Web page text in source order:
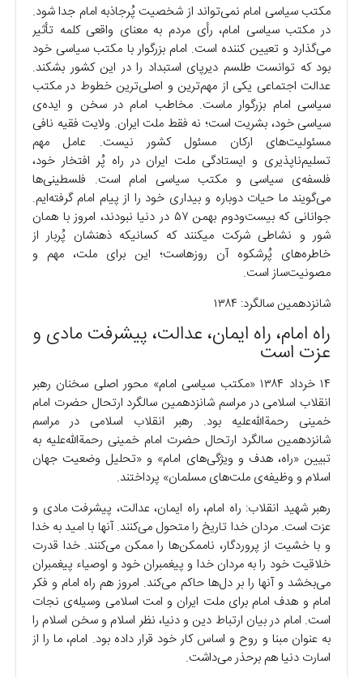
مکتب سیاسی امام نمی‌تواند از شخصیت پُرجاذبه امام جدا شود.
در مکتب سیاسی امام، رأی مردم به معنای واقعی کلمه تأثیر
می‌گذارد و تعیین کننده است. امام بزرگوار با مکتب سیاسی خود
بود که توانست طلسم دیرپای استبداد را در این کشور بشکند.
عدالت اجتماعی یکی از مهم‌ترین و اصلی‌ترین خطوط در مکتب
سیاسی امام بزرگوار ماست. مخاطب امام در سخن و ایده‌ی
سیاسی خود، بشریت است؛ نه فقط ملت ایران. ولایت فقیه نافی
مسئولیت‌های ارکان مسئول کشور نیست. عامل مهم
تسلیم‌ناپذیری و ایستادگی ملت ایران در راه پُر افتخار خود،
فلسفه‌ی سیاسی و مکتب سیاسی امام است. فلسطینی‌ها
می‌گویند ما حیات دوباره و بیداری خود را از پیام امام گرفته‌ایم.
جوانانی که بیست‌ودوم بهمن ۵۷ در دنیا نبودند، امروز با همان
شور و نشاطی شرکت میکنند که کسانیکه ذهنشان پُربار از
خاطره‌های پُرشکوه آن روزهاست؛ این برای ملت، مهم و
مصونیت‌ساز است.
شانزدهمین سالگرد: ۱۳۸۴
راه امام، راه ایمان، عدالت، پیشرفت مادی و
عزت است
۱۴ خرداد ۱۳۸۴ «مکتب سیاسی امام» محور اصلی سخنان رهبر
انقلاب اسلامی در مراسم شانزدهمین سالگرد ارتحال حضرت امام
خمینی رحمةالله‌علیه بود. رهبر انقلاب اسلامی در مراسم
شانزدهمین سالگرد ارتحال حضرت امام خمینی رحمةالله‌علیه به
تبیین «راه، هدف و ویژگی‌های امام» و «تحلیل وضعیت جهان
اسلام و وظیفه‌ی ملت‌های مسلمان» پرداختند.
رهبر شهید انقلاب: راه امام، راه ایمان، عدالت، پیشرفت مادی و
عزت است. مردان خدا تاریخ را متحول می‌کنند. آنها با امید به خدا
و با خشیت از پروردگار، ناممکن‌ها را ممکن می‌کنند. خدا قدرت
خلاقیت خود را به مردان خدا و پیغمبران خود و اوصیاء پیغمبران
می‌بخشد و آنها را بر دل‌ها حاکم می‌کند. امروز هم راه امام و فکر
امام و هدف امام برای ملت ایران و امت اسلامی وسیله‌ی نجات
است. امام در بیان ارتباط دین و دنیا، نظر اسلام و سخن اسلام را
به عنوان مبنا و روح و اساس کار خود قرار داده بود. امام، ما را از
اسارت دنیا هم برحذر می‌داشت.